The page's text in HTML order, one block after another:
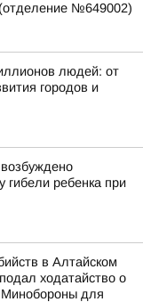
№649002)
людей: от
городов и
гибели ребенка при
в Алтайском
ходатайство о
Минобороны для